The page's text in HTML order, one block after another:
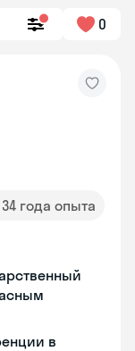
0
34 года опыта
в